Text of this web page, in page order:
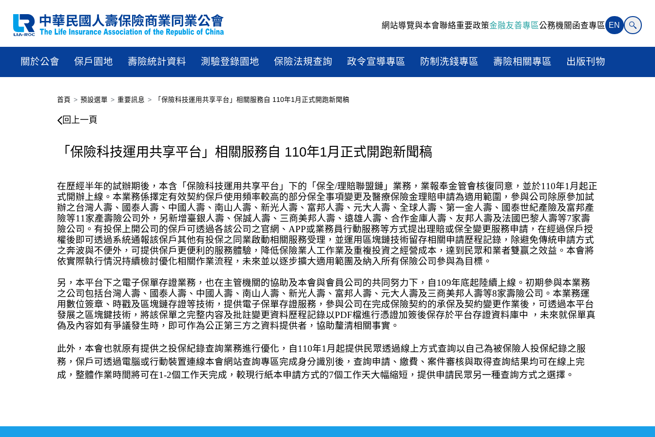
網站導覽與本會聯絡重要政策金融友善專區公務機關函查專區 EN
關於公會 保戶園地 壽險統計資料 測驗登錄園地 保險法規查詢 政令宣導專區 防制洗錢專區 壽險相關專區 出版刊物
「保險科技運用共享平台」相關服務自 110年1月正式開跑新聞稿
首頁 預設選單 重要訊息 「保險科技運用共享平台」相關服務自 110年1月正式開跑新聞稿
回上一頁
「保險科技運用共享平台」相關服務自 110年1月正式開跑新聞稿
在歷經半年的試辦期後，本含「保險科技運用共享平台」下的「保全/理賠聯盟鏈」業務，業報奉金管會核復同意，並於110年1月起正
式開辦上線。本業務係擇定有效契約保戶使用頻率較高的部分保全事項變更及醫療保險金理賠申請為適用範圍，參與公司除原參加試
辦之台灣人壽、國泰人壽、中國人壽、南山人壽、新光人壽、富邦人壽、元大人壽、全球人壽、第一金人壽、國泰世紀產險及富邦產
險等11家產壽險公司外，另新增臺銀人壽、保誠人壽、三商美邦人壽、遠雄人壽、合作金庫人壽、友邦人壽及法國巴黎人壽等7家壽
險公司。有投保上開公司的保戶可透過各該公司之官網、 APP或業務員行動服務等方式提出理賠或保全變更服務申請，在經過保戶授
權後即可透過系統通報該保戶其他有投保之同業啟動相關服務受理，並運用區塊鏈技術留存相關申請歷程記錄，除避免傳統申請方式
之奔波與不便外，可提供保戶更便利的服務體驗，降低保險業人工作業及重複投資之經營成本，達到民眾和業者雙赢之效益。本會將
依實際執行情況持續檢討優化相關作業流程，未來並以逐步擴大適用範團及納入所有保險公司參與為目標。
另，本平台下之電子保單存證業務，也在主管機關的協助及本會與會員公司的共同努力下，自109年底起陸續上線。初期參與本業務
之公司包括台灣人壽、國泰人壽、中國人壽、南山人壽、新光人壽、富邦人壽、元大人壽及三商美邦人壽等8家壽險公司。本業務運
用數位簽章、時戳及區塊鏈存證等技術，提供電子保單存證服務，參與公司在完成保險契約的承保及契約變更作業後，可透過本平台
發展之區塊鍵技術，將該保單之完整内容及批註變更資料歷程記錄以PDF檔進行憑證加簽後保存於平台存證資料庫中 ，未來就保單真
偽及內容如有爭議發生時，即可作為公正第三方之資料提供者，協助釐清相關事實。
此外，本會也就原有提供之投保紀錄查詢業務進行優化，自110年1月起提供民眾透過線上方式查詢以自己為被保險人投保紀錄之服
務，保戶可透過電腦或行動裝置連線本會網站查詢專區完成身分識別後，查詢申請、繳費、案件審核與取得查詢結果均可在線上完
成，整體作業時間將可在1-2個工作天完成，較現行紙本申請方式的7個工作天大幅縮短，提供申請民眾另一種查詢方式之選擇。